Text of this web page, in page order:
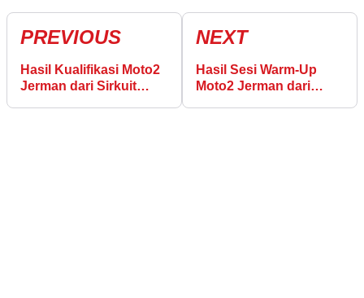
PREVIOUS
Hasil Kualifikasi Moto2
Jerman dari Sirkuit
NEXT
Hasil Sesi Warm-Up
Moto2 Jerman dari